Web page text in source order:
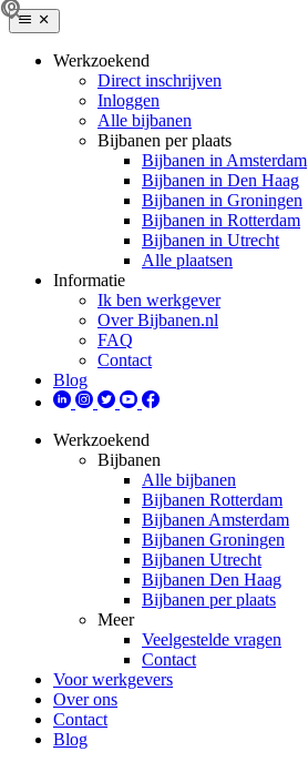
Werkzoekend
Direct inschrijven
Inloggen
Alle bijbanen
Bijbanen per plaats
Bijbanen in Amsterdam
Bijbanen in Den Haag
Bijbanen in Groningen
Bijbanen in Rotterdam
Bijbanen in Utrecht
Alle plaatsen
Informatie
Ik ben werkgever
Over Bijbanen.nl
FAQ
Contact
Blog
Werkzoekend
Bijbanen
Alle bijbanen
Bijbanen Rotterdam
Bijbanen Amsterdam
Bijbanen Groningen
Bijbanen Utrecht
Bijbanen Den Haag
Bijbanen per plaats
Meer
Veelgestelde vragen
Contact
Voor werkgevers
Over ons
Contact
Blog